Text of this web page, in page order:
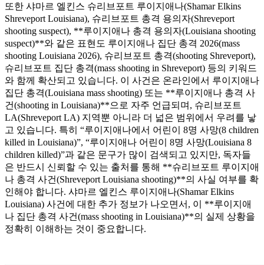
또한 샤마르 엘킨스 슈리브포트 루이지애나(Shamar Elkins
Shreveport Louisiana), 슈리브포트 총격 용의자(Shreveport
shooting suspect), **루이지애나 총격 용의자(Louisiana shooting
suspect)**와 같은 표현도 루이지애나 집단 총격 2026(mass
shooting Louisiana 2026), 슈리브포트 총격(shooting Shreveport),
슈리브포트 집단 총격(mass shooting in Shreveport) 등의 키워드
와 함께 확산되고 있습니다. 이 사건은 온라인에서 루이지애나
집단 총격(Louisiana mass shooting) 또는 **루이지애나 총격 사
건(shooting in Louisiana)**으로 자주 언급되며, 슈리브포트
LA(Shreveport LA) 지역뿐 아니라 더 넓은 범위에서 우려를 낳
고 있습니다. 특히 “루이지애나에서 어린이 8명 사망(8 children
killed in Louisiana)”, “루이지애나 어린이 8명 사망(Louisiana 8
children killed)”과 같은 문구가 많이 검색되고 있지만, 독자들
은 반드시 신뢰할 수 있는 출처를 통해 **슈리브포트 루이지애
나 총격 사건(Shreveport Louisiana shooting)**의 사실 여부를 확
인해야 합니다. 샤마르 엘킨스 루이지애나(Shamar Elkins
Louisiana) 사건에 대한 추가 정보가 나오면서, 이 **루이지애
나 집단 총격 사건(mass shooting in Louisiana)**의 실제 상황을
정확히 이해하는 것이 중요합니다.